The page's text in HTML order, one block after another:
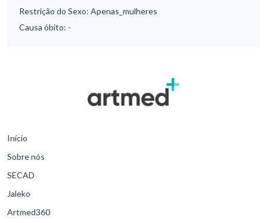
Restrição do Sexo: Apenas_mulheres
Causa óbito: -
Início
Sobre nós
SECAD
Jaleko
Artmed360